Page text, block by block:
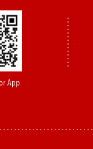
App